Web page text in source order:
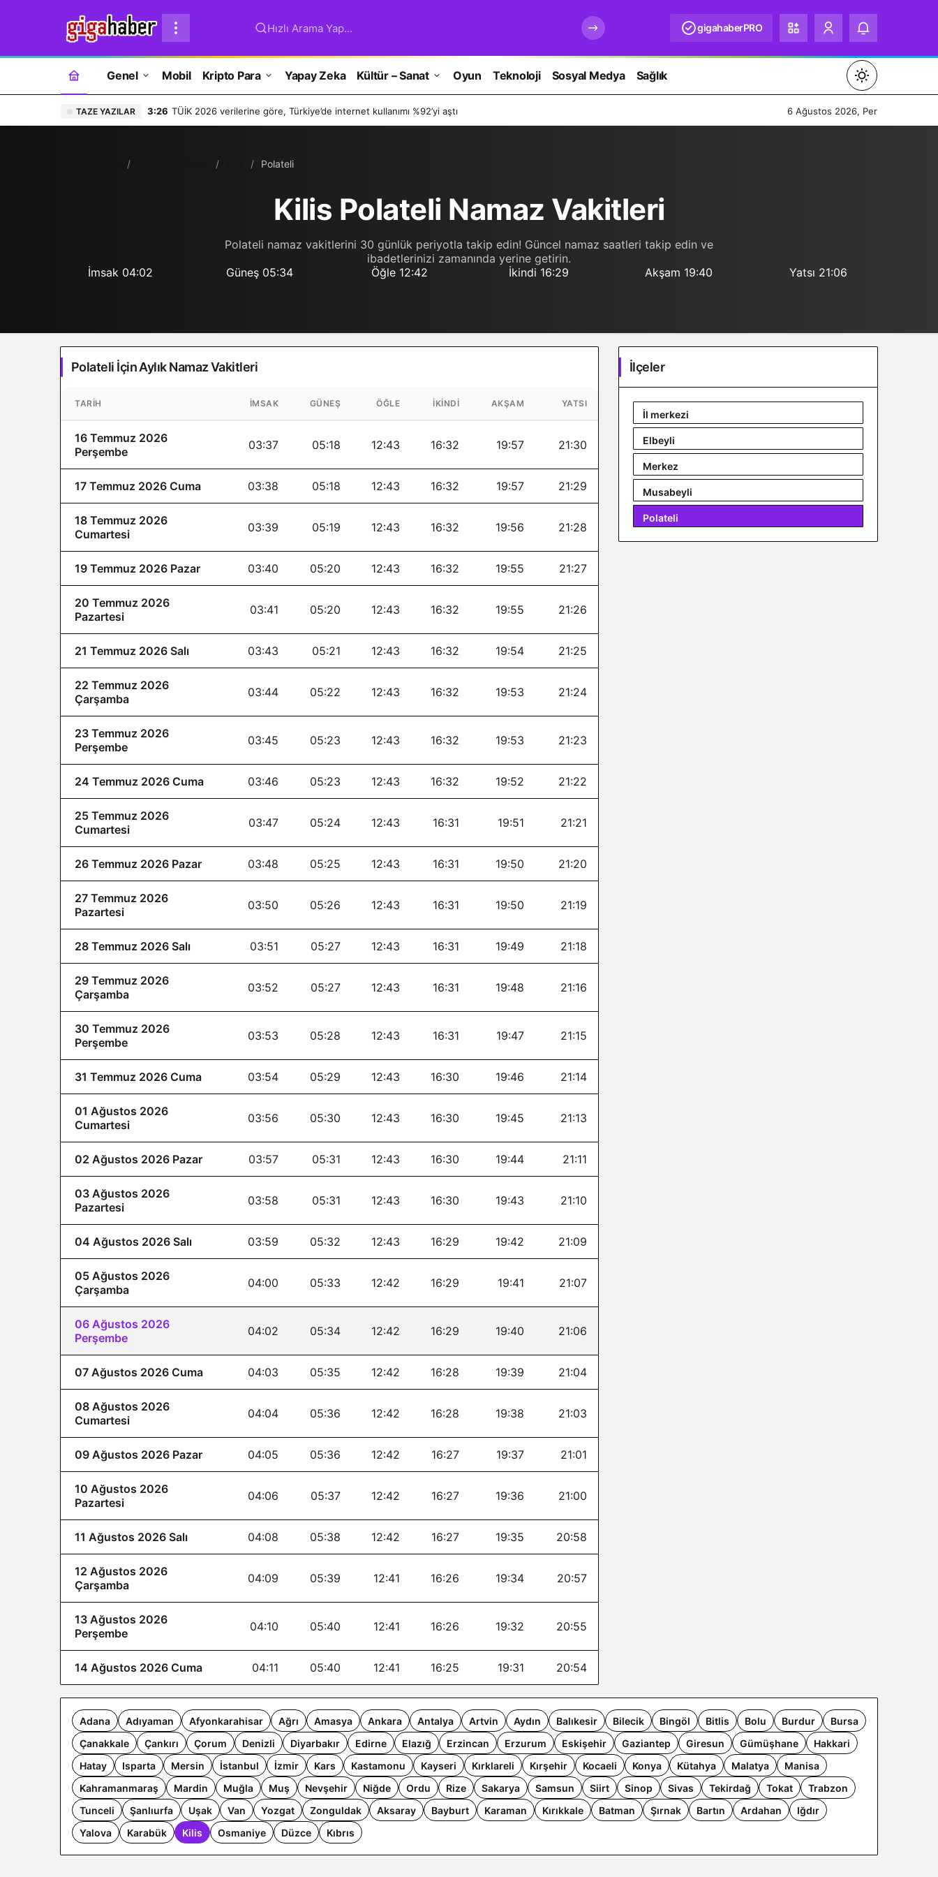
Hızlı Arama Yap... gigahaberPRO
Genel Mobil Kripto Para Yapay Zeka Kültür – Sanat Oyun Teknoloji Sosyal Medya Sağlık
Mod
değiştir
Gece Modu
TAZE YAZILAR 3:26 TÜİK 2026 verilerine göre, Türkiye’de internet kullanımı %92’yi aştı 6 Ağustos 2026, Per
Polateli
Kilis Polateli Namaz Vakitleri
Polateli namaz vakitlerini 30 günlük periyotla takip edin! Güncel namaz saatleri takip edin ve
ibadetlerinizi zamanında yerine getirin.
İmsak 04:02 Güneş 05:34 Öğle 12:42 İkindi 16:29 Akşam 19:40 Yatsı 21:06
Polateli İçin Aylık Namaz Vakitleri
TARIH İMSAK GÜNEŞ ÖĞLE İKINDI AKŞAM YATSI
16 Temmuz 2026
Perşembe
03:37 05:18 12:43 16:32 19:57 21:30
17 Temmuz 2026 Cuma 03:38 05:18 12:43 16:32 19:57 21:29
18 Temmuz 2026
Cumartesi
03:39 05:19 12:43 16:32 19:56 21:28
19 Temmuz 2026 Pazar 03:40 05:20 12:43 16:32 19:55 21:27
20 Temmuz 2026
Pazartesi
03:41 05:20 12:43 16:32 19:55 21:26
21 Temmuz 2026 Salı 03:43 05:21 12:43 16:32 19:54 21:25
22 Temmuz 2026
Çarşamba
03:44 05:22 12:43 16:32 19:53 21:24
23 Temmuz 2026
Perşembe
03:45 05:23 12:43 16:32 19:53 21:23
24 Temmuz 2026 Cuma 03:46 05:23 12:43 16:32 19:52 21:22
25 Temmuz 2026
Cumartesi
03:47 05:24 12:43 16:31 19:51 21:21
26 Temmuz 2026 Pazar 03:48 05:25 12:43 16:31 19:50 21:20
27 Temmuz 2026
Pazartesi
03:50 05:26 12:43 16:31 19:50 21:19
28 Temmuz 2026 Salı 03:51 05:27 12:43 16:31 19:49 21:18
29 Temmuz 2026
Çarşamba
03:52 05:27 12:43 16:31 19:48 21:16
30 Temmuz 2026
Perşembe
03:53 05:28 12:43 16:31 19:47 21:15
31 Temmuz 2026 Cuma 03:54 05:29 12:43 16:30 19:46 21:14
01 Ağustos 2026
Cumartesi
03:56 05:30 12:43 16:30 19:45 21:13
02 Ağustos 2026 Pazar 03:57 05:31 12:43 16:30 19:44 21:11
03 Ağustos 2026
Pazartesi
03:58 05:31 12:43 16:30 19:43 21:10
04 Ağustos 2026 Salı 03:59 05:32 12:43 16:29 19:42 21:09
05 Ağustos 2026
Çarşamba
04:00 05:33 12:42 16:29 19:41 21:07
06 Ağustos 2026
Perşembe
04:02 05:34 12:42 16:29 19:40 21:06
07 Ağustos 2026 Cuma 04:03 05:35 12:42 16:28 19:39 21:04
08 Ağustos 2026
Cumartesi
04:04 05:36 12:42 16:28 19:38 21:03
09 Ağustos 2026 Pazar 04:05 05:36 12:42 16:27 19:37 21:01
10 Ağustos 2026
Pazartesi
04:06 05:37 12:42 16:27 19:36 21:00
11 Ağustos 2026 Salı 04:08 05:38 12:42 16:27 19:35 20:58
12 Ağustos 2026
Çarşamba
04:09 05:39 12:41 16:26 19:34 20:57
13 Ağustos 2026
Perşembe
04:10 05:40 12:41 16:26 19:32 20:55
14 Ağustos 2026 Cuma 04:11 05:40 12:41 16:25 19:31 20:54
İlçeler
İl merkezi
Elbeyli
Merkez
Musabeyli
Polateli
Adana Adıyaman Afyonkarahisar Ağrı Amasya Ankara Antalya Artvin Aydın Balıkesir Bilecik Bingöl Bitlis Bolu Burdur
Bursa
Çanakkale
Çankırı Çorum Denizli Diyarbakır Edirne Elazığ Erzincan Erzurum Eskişehir Gaziantep Giresun Gümüşhane
Hakkari
Hatay
Isparta Mersin İstanbul İzmir Kars Kastamonu Kayseri Kırklareli Kırşehir Kocaeli Konya Kütahya Malatya
Manisa
Kahramanmaraş
Mardin Muğla Muş Nevşehir Niğde Ordu Rize Sakarya Samsun Siirt Sinop Sivas Tekirdağ Tokat
Trabzon
Tunceli
Şanlıurfa Uşak Van Yozgat Zonguldak Aksaray Bayburt Karaman Kırıkkale Batman Şırnak Bartın Ardahan
Iğdır
Yalova
Karabük Kilis Osmaniye Düzce Kıbrıs